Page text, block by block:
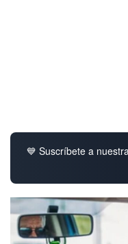
💙 Suscríbete a